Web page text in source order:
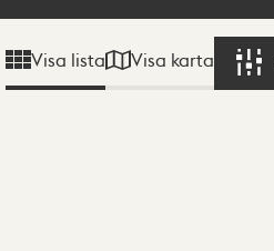
Visa lista Visa karta